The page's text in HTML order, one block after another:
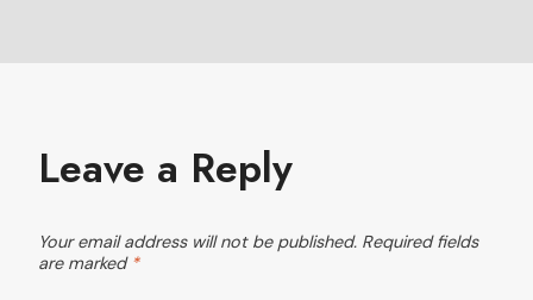
Leave a Reply
Your email address will not be published. Required fields
are marked *